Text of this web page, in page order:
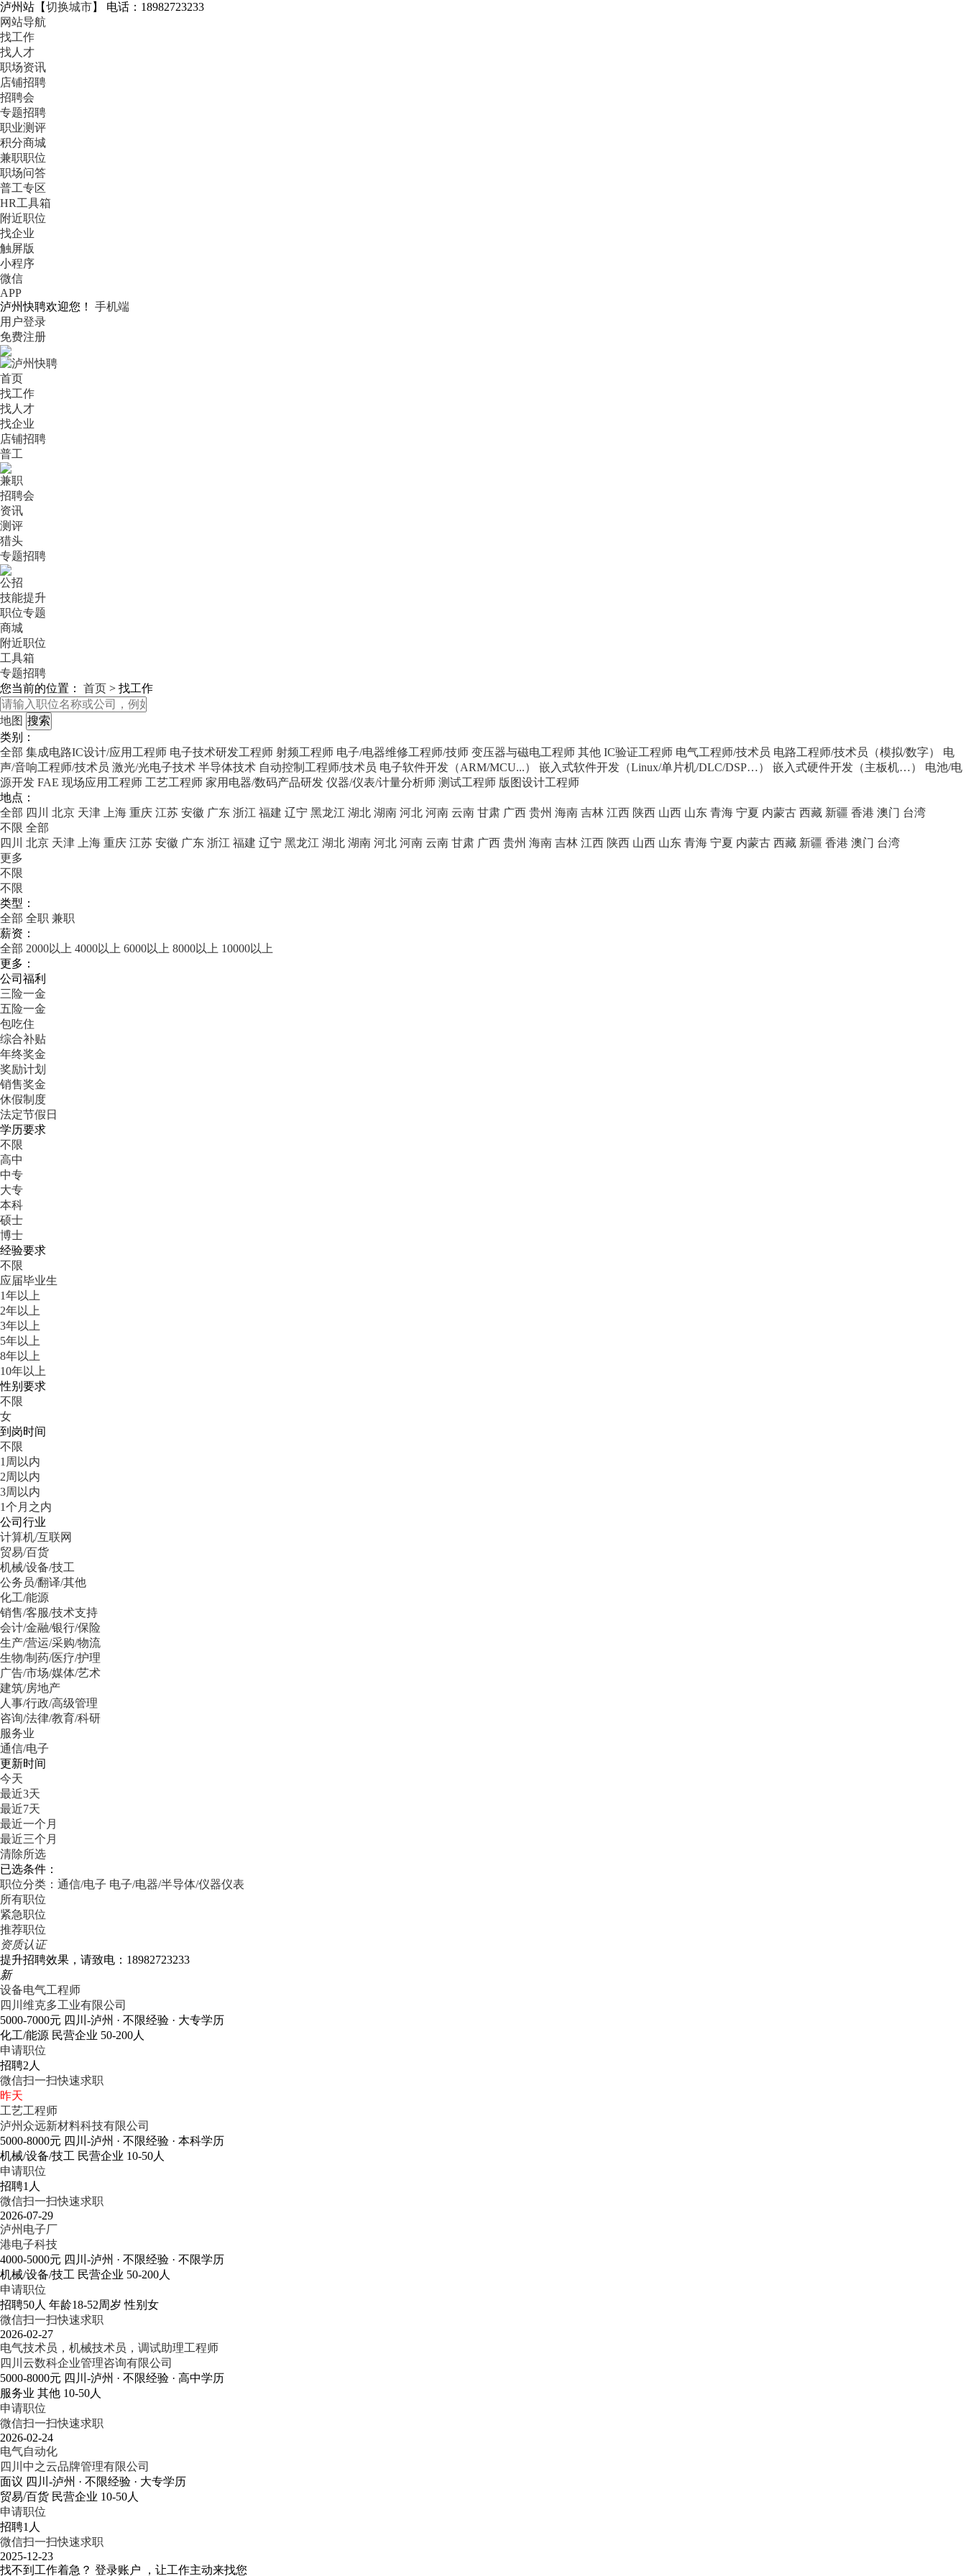
泸州站 【切换城市】
电话：18982723233
网站导航
找工作
找人才
职场资讯
店铺招聘
招聘会
专题招聘
职业测评
积分商城
兼职职位
职场问答
普工专区
HR工具箱
附近职位
找企业
触屏版
小程序
微信
APP
泸州快聘欢迎您！
手机端
用户登录
免费注册
首页
找工作
找人才
找企业
店铺招聘
普工
兼职
招聘会
资讯
测评
猎头
专题招聘
公招
技能提升
职位专题
商城
附近职位
工具箱
专题招聘
您当前的位置： 首页 > 找工作
地图
类别：
全部 集成电路IC设计/应用工程师 电子技术研发工程师 射频工程师 电子/电器维修工程师/技师 变压器与磁电工程师 其他 IC验证工程师 电气工程师/技术员 电路工程师/技术员（模拟/数字）
电
声/音响工程师/技术员 激光/光电子技术 半导体技术 自动控制工程师/技术员 电子软件开发（ARM/MCU...） 嵌入式软件开发（Linux/单片机/DLC/DSP…） 嵌入式硬件开发（主板机…）
电池/电
源开发 FAE 现场应用工程师 工艺工程师 家用电器/数码产品研发 仪器/仪表/计量分析师 测试工程师 版图设计工程师
地点：
全部 四川 北京 天津 上海 重庆 江苏 安徽 广东 浙江 福建 辽宁 黑龙江 湖北 湖南 河北 河南 云南 甘肃 广西 贵州 海南 吉林 江西 陕西 山西 山东 青海 宁夏 内蒙古 西藏 新疆 香港 澳门 台湾
不限 全部
四川
北京 天津 上海 重庆 江苏 安徽 广东 浙江 福建 辽宁 黑龙江 湖北 湖南 河北 河南 云南 甘肃 广西 贵州 海南 吉林 江西 陕西 山西 山东 青海 宁夏 内蒙古 西藏 新疆 香港 澳门 台湾
更多
不限
不限
类型：
全部 全职 兼职
薪资：
全部 2000以上 4000以上 6000以上 8000以上 10000以上
更多：
公司福利
三险一金
五险一金
包吃住
综合补贴
年终奖金
奖励计划
销售奖金
休假制度
法定节假日
学历要求
不限
高中
中专
大专
本科
硕士
博士
经验要求
不限
应届毕业生
1年以上
2年以上
3年以上
5年以上
8年以上
10年以上
性别要求
不限
女
到岗时间
不限
1周以内
2周以内
3周以内
1个月之内
公司行业
计算机/互联网
贸易/百货
机械/设备/技工
公务员/翻译/其他
化工/能源
销售/客服/技术支持
会计/金融/银行/保险
生产/营运/采购/物流
生物/制药/医疗/护理
广告/市场/媒体/艺术
建筑/房地产
人事/行政/高级管理
咨询/法律/教育/科研
服务业
通信/电子
更新时间
今天
最近3天
最近7天
最近一个月
最近三个月
清除所选
已选条件：
职位分类：通信/电子 电子/电器/半导体/仪器仪表
所有职位
紧急职位
推荐职位
资质认证
提升招聘效果，请致电：18982723233
新
设备电气工程师
四川维克多工业有限公司
5000-7000元 四川-泸州 · 不限经验 · 大专学历
化工/能源 民营企业 50-200人
申请职位
招聘2人
微信扫一扫快速求职
昨天
工艺工程师
泸州众远新材料科技有限公司
5000-8000元 四川-泸州 · 不限经验 · 本科学历
机械/设备/技工 民营企业 10-50人
申请职位
招聘1人
微信扫一扫快速求职
2026-07-29
泸州电子厂
港电子科技
4000-5000元 四川-泸州 · 不限经验 · 不限学历
机械/设备/技工 民营企业 50-200人
申请职位
招聘50人 年龄18-52周岁 性别女
微信扫一扫快速求职
2026-02-27
电气技术员，机械技术员，调试助理工程师
四川云数科企业管理咨询有限公司
5000-8000元 四川-泸州 · 不限经验 · 高中学历
服务业 其他 10-50人
申请职位
微信扫一扫快速求职
2026-02-24
电气自动化
四川中之云品牌管理有限公司
面议 四川-泸州 · 不限经验 · 大专学历
贸易/百货 民营企业 10-50人
申请职位
招聘1人
微信扫一扫快速求职
2025-12-23
找不到工作着急？ 登录账户 ，让工作主动来找您